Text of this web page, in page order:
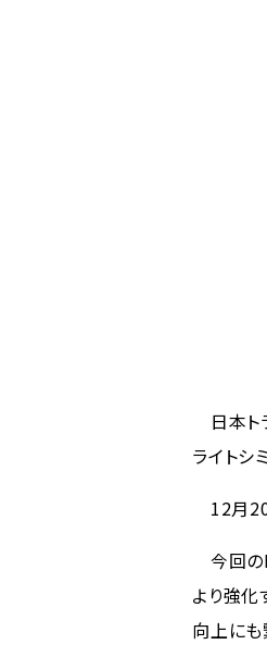
日本ト
ライトシ
12月20
今回の
より強化
向上にも